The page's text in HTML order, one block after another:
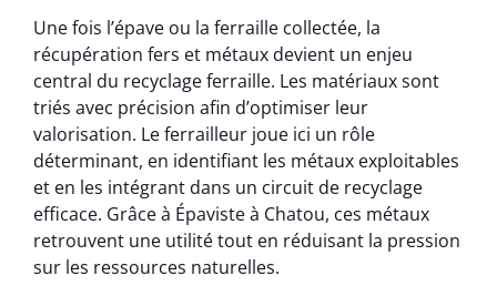
Une fois l’épave ou la ferraille collectée, la
récupération fers et métaux devient un enjeu
central du recyclage ferraille. Les matériaux sont
triés avec précision afin d’optimiser leur
valorisation. Le ferrailleur joue ici un rôle
déterminant, en identifiant les métaux exploitables
et en les intégrant dans un circuit de recyclage
efficace. Grâce à Épaviste à Chatou, ces métaux
retrouvent une utilité tout en réduisant la pression
sur les ressources naturelles.